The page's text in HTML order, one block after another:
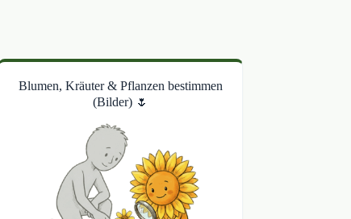
Blumen, Kräuter & Pflanzen bestimmen
(Bilder) 🌷